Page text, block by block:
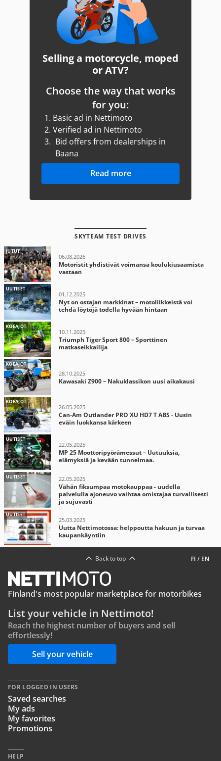
Selling a motorcycle, moped
or ATV?
Choose the way that works
for you:
1. Basic ad in Nettimoto
2. Verified ad in Nettimoto
3. Bid offers from dealerships in
Baana
Read more
SKYTEAM TEST DRIVES
JUTUT
06.08.2026
Motoristit yhdistivät voimansa koulukiusaamista
vastaan
UUTISET
01.12.2025
Nyt on ostajan markkinat – motoliikkeistä voi
tehdä löytöjä todella hyvään hintaan
KOEAJOT
10.11.2025
Triumph Tiger Sport 800 – Sporttinen
matkaseikkailija
KOEAJOT
28.10.2025
Kawasaki Z900 – Nakuklassikon uusi aikakausi
KOEAJOT
26.05.2025
Can-Am Outlander PRO XU HD7 T ABS - Uusin
eväin luokkansa kärkeen
UUTISET
22.05.2025
MP 25 Moottoripyörämessut – Uutuuksia,
elämyksiä ja kevään tunnelmaa.
UUTISET 22.05.2025
Vähän fiksumpaa motokauppaa - uudella
palvelulla ajoneuvo vaihtaa omistajaa turvallisesti
ja sujuvasti
UUTISET
25.03.2025
Uutta Nettimotossa: helppoutta hakuun ja turvaa
kaupankäyntiin
FI / EN
Back to top
Finland's most popular marketplace for motorbikes
List your vehicle in Nettimoto!
Reach the highest number of buyers and sell
effortlessly!
Sell your vehicle
FOR LOGGED IN USERS
Saved searches
My ads
My favorites
Promotions
HELP